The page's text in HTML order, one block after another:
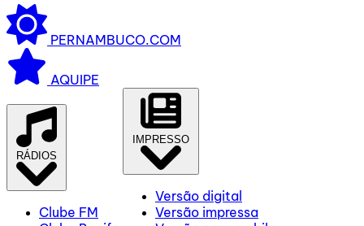
PERNAMBUCO.COM
AQUIPE
RÁDIOS
Clube FM
IMPRESSO
Versão digital
Versão impressa